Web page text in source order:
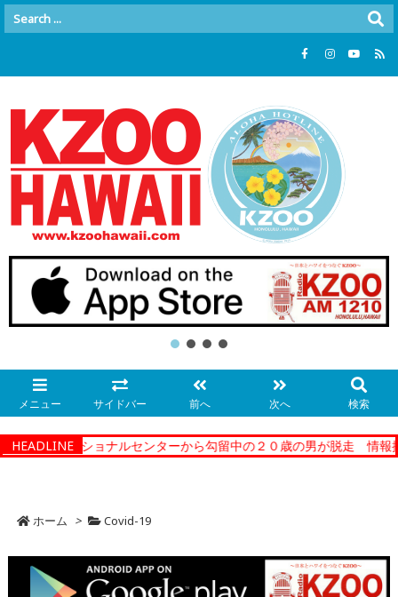
メニュー サイドバー 前へ 次へ 検索
HEADLINE
ィーコレクショナルセンターから勾留中の２０歳の男が脱走 情報提
ホーム > Covid-19